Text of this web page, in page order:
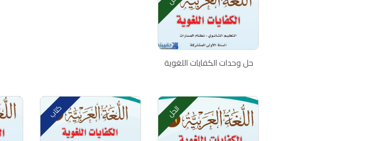
حل وحدات الكفايات اللغوية
الحل كتاب